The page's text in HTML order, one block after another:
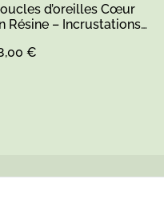
d’oreilles Cœur
Résine – Incrustations
€